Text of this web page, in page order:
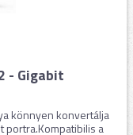
- Gigabit
könnyen konvertálja
portra.Kompatibilis a